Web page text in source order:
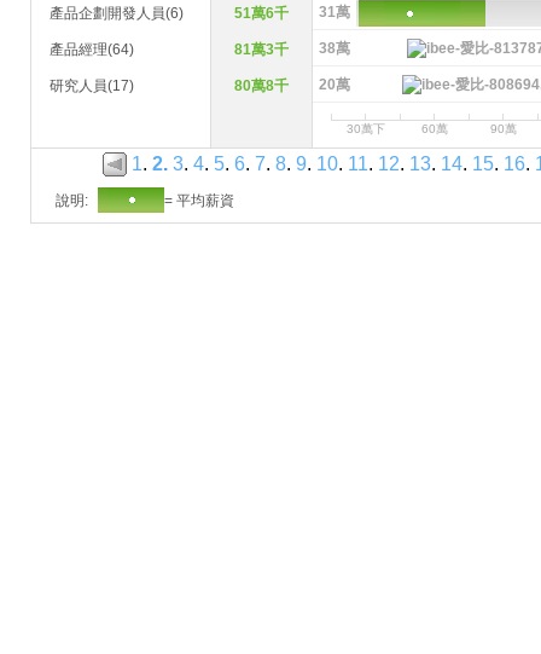
產品企劃開發人員(6) 51萬6千 31萬
產品經理(64) 81萬3千 38萬
研究人員(17) 80萬8千 20萬
30萬下 60萬 90萬
1. 2. 3. 4. 5. 6. 7. 8. 9. 10. 11. 12. 13. 14. 15. 16.
說明: = 平均薪資